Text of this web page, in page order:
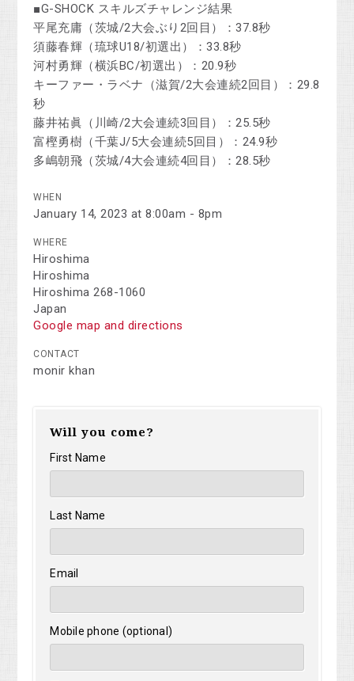
■G-SHOCK スキルズチャレンジ結果
平尾充庸（茨城/2大会ぶり2回目）：37.8秒
須藤春輝（琉球U18/初選出）：33.8秒
河村勇輝（横浜BC/初選出）：20.9秒
キーファー・ラベナ（滋賀/2大会連続2回目）：29.8
秒
藤井祐眞（川崎/2大会連続3回目）：25.5秒
富樫勇樹（千葉J/5大会連続5回目）：24.9秒
多嶋朝飛（茨城/4大会連続4回目）：28.5秒
WHEN
January 14, 2023 at 8:00am - 8pm
WHERE
Hiroshima
Hiroshima
Hiroshima 268-1060
Japan
Google map and directions
CONTACT
monir khan
Will you come?
First Name
Last Name
Email
Mobile phone (optional)